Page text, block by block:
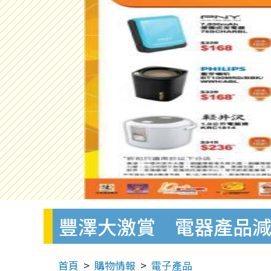
豐澤大激賞 電器產品
首頁 購物情報 電子產品